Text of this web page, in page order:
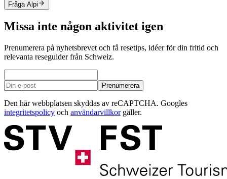
Fråga Alpi
Missa inte någon aktivitet igen
Prenumerera på nyhetsbrevet och få resetips, idéer för din fritid och
relevanta reseguider från Schweiz.
Prenumerera
Den här webbplatsen skyddas av reCAPTCHA. Googles
integritetspolicy och användarvillkorgäller.